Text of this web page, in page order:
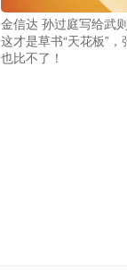
金信达 孙过庭写给武
这才是草书“天花板”
也比不了！